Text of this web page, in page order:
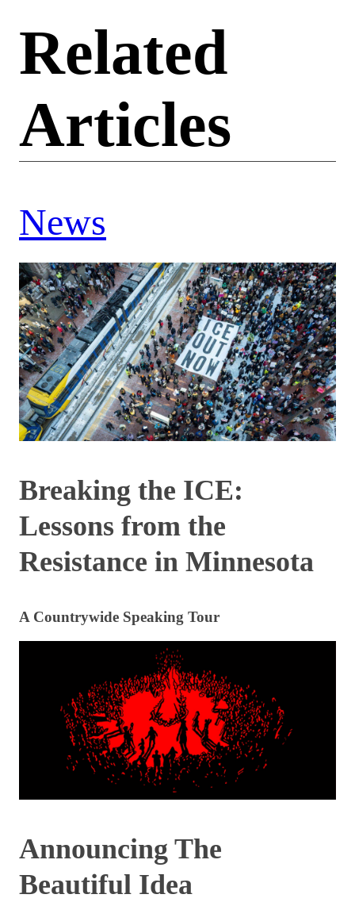
Related
Articles
News
Breaking the ICE:
Lessons from the
Resistance in Minnesota
A Countrywide Speaking Tour
Announcing The
Beautiful Idea